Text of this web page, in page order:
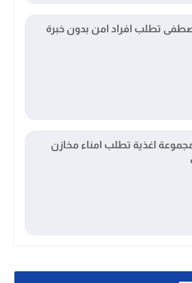
تطلب افراد امن بدون خبرة
اغذية تطلب امناء مخازن